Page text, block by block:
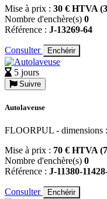
Mise à prix : 30 € HTVA
Nombre d'enchère(s) 0
Référence : J-13269-64
Consulter Enchérir
5 jours
Suivre
Autolaveuse
FLOORPUL - dimensions
Mise à prix : 70 € HTVA
Nombre d'enchère(s) 0
Référence : J-11380-
Consulter Enchérir